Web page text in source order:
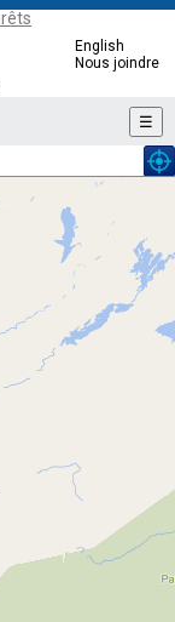
English
Nous joindre
☰